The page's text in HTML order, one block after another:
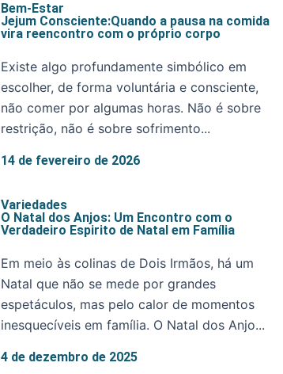
Bem-Estar
Jejum Consciente:Quando a pausa na comida
vira reencontro com o próprio corpo
Existe algo profundamente simbólico em
escolher, de forma voluntária e consciente,
não comer por algumas horas. Não é sobre
restrição, não é sobre sofrimento...
14 de fevereiro de 2026
Variedades
O Natal dos Anjos: Um Encontro com o
Verdadeiro Espirito de Natal em Família
Em meio às colinas de Dois Irmãos, há um
Natal que não se mede por grandes
espetáculos, mas pelo calor de momentos
inesquecíveis em família. O Natal dos Anjo...
4 de dezembro de 2025